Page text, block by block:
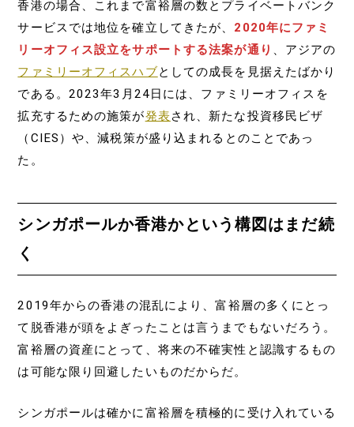
香港の場合、これまで富裕層の数とプライベートバンク
サービスでは地位を確立してきたが、 2020年にファミ
リーオフィス設立をサポートする法案が通り 、アジアの
ファミリーオフィスハブとしての成長を見据えたばかり
である。2023年3月24日には、ファミリーオフィスを
拡充するための施策が発表され、新たな投資移民ビザ
（CIES）や、減税策が盛り込まれるとのことであっ
た。
シンガポールか香港かという構図はまだ続
く
2019年からの香港の混乱により、富裕層の多くにとっ
て脱香港が頭をよぎったことは言うまでもないだろう。
富裕層の資産にとって、将来の不確実性と認識するもの
は可能な限り回避したいものだからだ。
シンガポールは確かに富裕層を積極的に受け入れている